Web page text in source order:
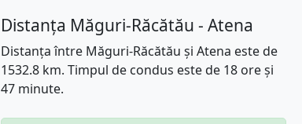
Distanța Măguri-Răcătău - Atena
Distanța între Măguri-Răcătău și Atena este de
1532.8 km. Timpul de condus este de 18 ore și
47 minute.